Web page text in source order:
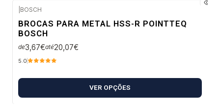
BOSCH
BROCAS PARA METAL HSS-R POINTTEQ
BOSCH
de3,67€até20,07€
5.0
VER OPÇÕES